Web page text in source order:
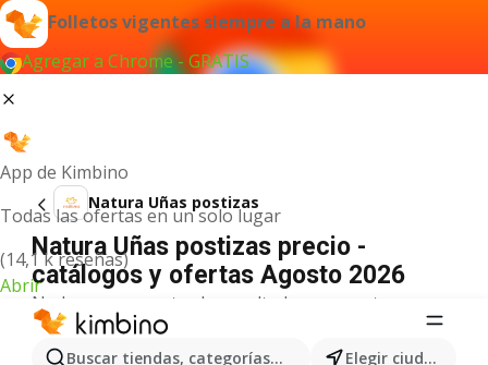
Folletos vigentes siempre a la mano
Agregar a Chrome - GRATIS
App de Kimbino
Todas las ofertas en un solo lugar
(14,1 k reseñas)
Abrir
Buscar tiendas, categorías, productos... Elegir ciudad
Natura Uñas postizas
Natura Uñas postizas precio -
catálogos y ofertas Agosto 2026
No hemos encontrado resultados para este
término.